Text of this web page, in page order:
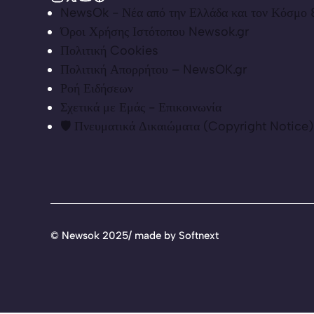
NewsOk - Νέα από την Ελλάδα και τον Κόσμο
Όροι Χρήσης Ιστότοπου Newsok.gr
Πολιτική Cookies
Πολιτική Απορρήτου – NewsOK.gr
Ροή Ειδήσεων
Σχετικά με Εμάς - Επικοινωνία
🛡️ Πνευματικά Δικαιώματα (Copyright Notice)
© Newsok 2025/ made by Softnext